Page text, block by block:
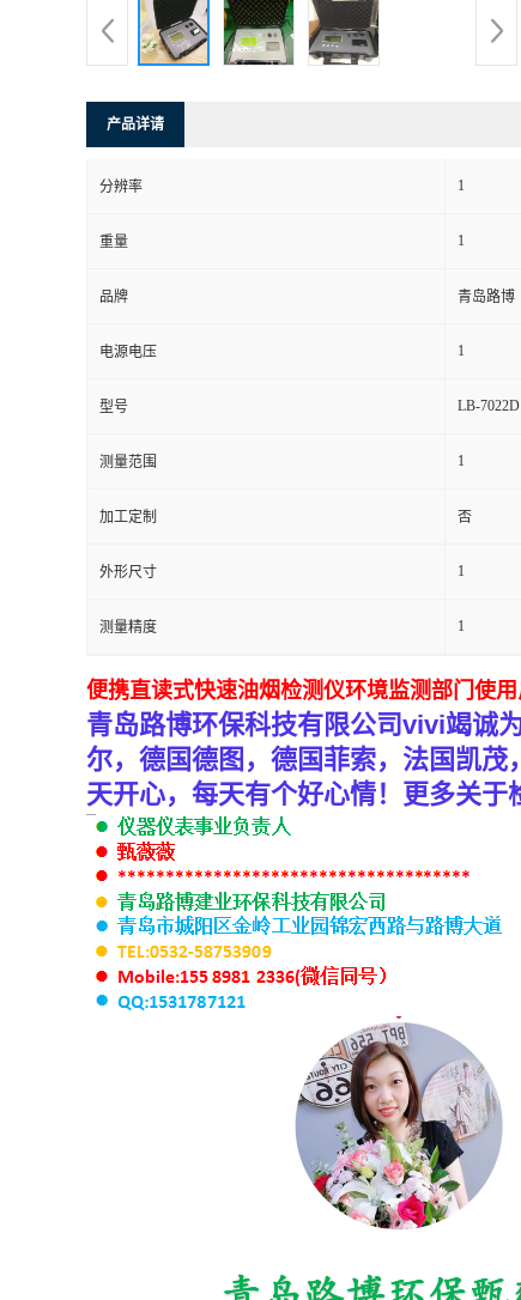
产品详请
分辨率 1
重量 1
品牌 青岛路博
电源电压 1
型号 LB-7022D
测量范围 1
加工定制 否
外形尺寸 1
测量精度 1
便携直读式快速油烟检测仪环境监测部门使
青岛路博环保科技有限公司vivi竭诚
尔，德国德图，德国菲索，法国凯茂
天开心，每天有个好心情！更多关于